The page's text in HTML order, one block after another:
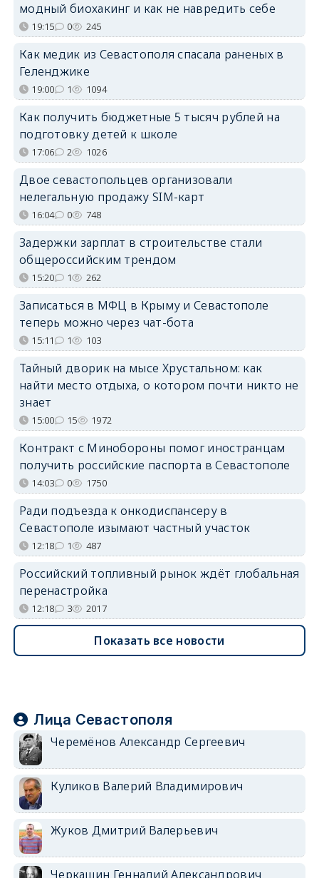
модный биохакинг и как не навредить себе
19:15 0 245
Как медик из Севастополя спасала раненых в
Геленджике
19:00 1 1094
Как получить бюджетные 5 тысяч рублей на
подготовку детей к школе
17:06 2 1026
Двое севастопольцев организовали
нелегальную продажу SIM-карт
16:04 0 748
Задержки зарплат в строительстве стали
общероссийским трендом
15:20 1 262
Записаться в МФЦ в Крыму и Севастополе
теперь можно через чат-бота
15:11 1 103
Тайный дворик на мысе Хрустальном: как
найти место отдыха, о котором почти никто не
знает
15:00 15 1972
Контракт с Минобороны помог иностранцам
получить российские паспорта в Севастополе
14:03 0 1750
Ради подъезда к онкодиспансеру в
Севастополе изымают частный участок
12:18 1 487
Российский топливный рынок ждёт глобальная
перенастройка
12:18 3 2017
Показать все новости
Лица Севастополя
Черемёнов Александр Сергеевич
Куликов Валерий Владимирович
Жуков Дмитрий Валерьевич
Черкашин Геннадий Александрович